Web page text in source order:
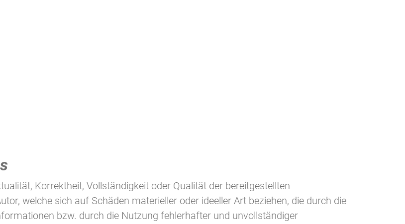
Korrektheit, Vollständigkeit oder Qualität der bereitgestellten
welche sich auf Schäden materieller oder ideeller Art beziehen, die durch die
bzw. durch die Nutzung fehlerhafter und unvollständiger